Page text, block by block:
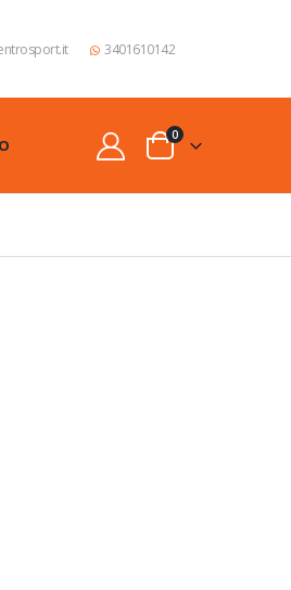
3401610142
0